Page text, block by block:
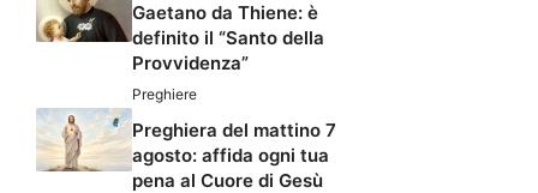
Gaetano da Thiene: è
definito il “Santo della
Provvidenza”
Preghiere
Preghiera del mattino 7
agosto: affida ogni tua
pena al Cuore di Gesù